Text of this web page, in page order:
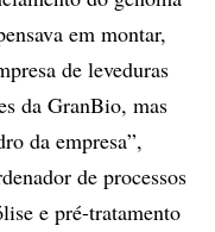
em montar,
de leveduras
da GranBio, mas
da empresa”,
de processos
e pré-tratamento